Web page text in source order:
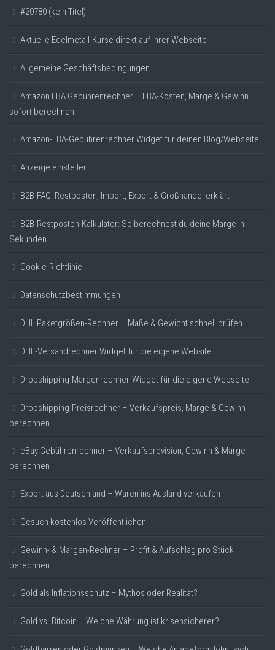
#20780 (kein Titel)
Aktuelle Edelmetall-Kurse direkt auf Ihrer Webseite
Allgemeine Geschäftsbedingungen
Amazon FBA Gebührenrechner – FBA-Kosten, Marge & Gewinn
sofort berechnen
Amazon-FBA-Gebührenrechner Widget für deinen Blog/Webseite
Anzeige einstellen
B2B-FAQ: Restposten, Import, Export & Großhandel erklärt
B2B-Restposten-Kalkulator: So berechnest du deine Marge in
Sekunden
Cookie-Richtlinie
Datenschutzbestimmungen
DHL Paketgrößen-Rechner – Maße & Gewicht schnell prüfen
DHL-Versandrechner Widget für die eigene Website.
Dropshipping-Margenrechner-Widget für die eigene Webseite
Dropshipping-Preisrechner – Verkaufspreis, Marge & Gewinn
berechnen
eBay Gebührenrechner – Verkaufsprovision, Gewinn & Marge
berechnen
Export aus Deutschland – Waren ins Ausland verkaufen
Gesuch kostenlos Veröffentlichen
Gewinn- & Margen-Rechner – Profit & Aufschlag pro Stück
berechnen
Gold als Inflationsschutz – Mythos oder Realität?
Gold vs. Bitcoin – Welche Währung ist krisensicherer?